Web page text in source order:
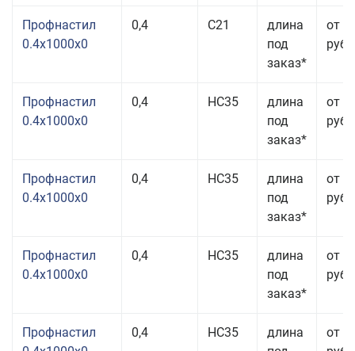
Профнастил
0.4x1000x0
0,4 С21
длина
под
заказ*
от
руб.
Профнастил
0.4x1000x0
0,4 НС35
длина
под
заказ*
от
руб.
Профнастил
0.4x1000x0
0,4 НС35
длина
под
заказ*
от
руб.
Профнастил
0.4x1000x0
0,4 НС35
длина
под
заказ*
от
руб.
Профнастил
0,4 НС35
длина
от